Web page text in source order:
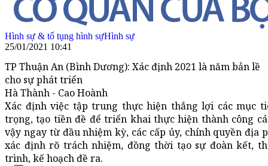
Hình sự & tố tụng hình sựHình sự
25/01/2021 10:41
TP Thuận An (Bình Dương): Xác định 2021 là năm bản lề
cho sự phát triển
Hà Thành - Cao Hoành
Xác định việc tập trung thực hiện thắng lợi các mục
trọng, tạo tiền đề để triển khai thực hiện thành công
vậy ngay từ đầu nhiệm kỳ, các cấp ủy, chính quyền địa
xác định rõ trách nhiệm, đồng thời tạo sự đoàn kết,
trình, kế hoạch đề ra.